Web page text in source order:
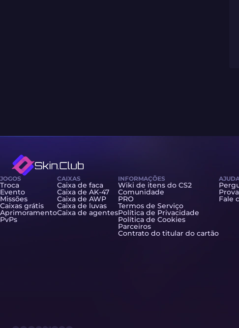
JOGOS
Troca
Evento
Missões
Caixas grátis
Aprimoramento
PvPs
CAIXAS
Caixa de faca
Caixa de AK-47
Caixa de AWP
Caixa de luvas
Caixa de agentes
INFORMAÇÕES
Wiki de itens do CS2
Comunidade
PRO
Termos de Serviço
Política de Privacidade
Política de Cookies
Parceiros
Contrato do titular do cartão
Fale